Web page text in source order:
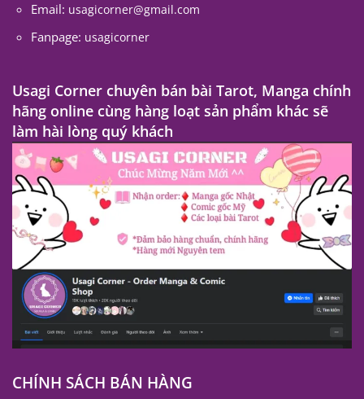
Email: usagicorner@gmail.com
Fanpage: usagicorner
Usagi Corner chuyên bán bài Tarot, Manga chính
hãng online cùng hàng loạt sản phẩm khác sẽ
làm hài lòng quý khách
CHÍNH SÁCH BÁN HÀNG